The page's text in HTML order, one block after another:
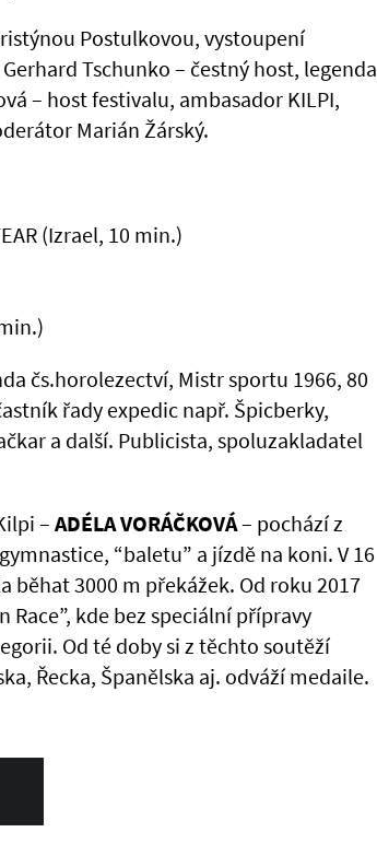
Postulkovou, vystoupení
Tschunko – čestný host, legenda
– host festivalu, ambasador KILPI,
Marián Žárský.
(Izrael, 10 min.)
čs.horolezectví, Mistr sportu 1966, 80
řady expedic např. Špicberky,
a další. Publicista, spoluzakladatel
– ADÉLA VORÁČKOVÁ– pochází z
“baletu” a jízdě na koni. V 16
běhat 3000 m překážek. Od roku 2017
Race”, kde bez speciální přípravy
Od té doby si z těchto soutěží
Řecka, Španělska aj. odváží medaile.